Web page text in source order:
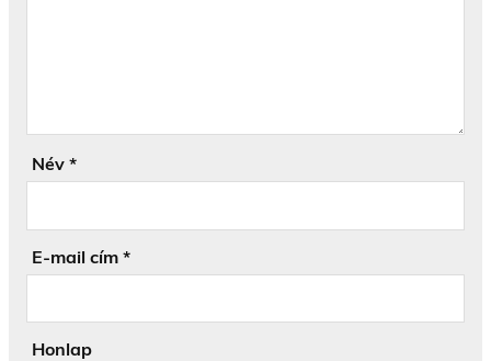
Név *
E-mail cím *
Honlap